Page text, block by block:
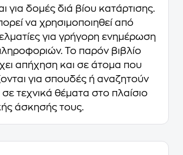
για δομές διά βίου κατάρτισης.
να χρησιμοποιηθεί από
για γρήγορη ενημέρωση
Το παρόν βιβλίο
απήχηση και σε άτομα που
για σπουδές ή αναζητούν
τεχνικά θέματα στο πλαίσιο
άσκησής τους.